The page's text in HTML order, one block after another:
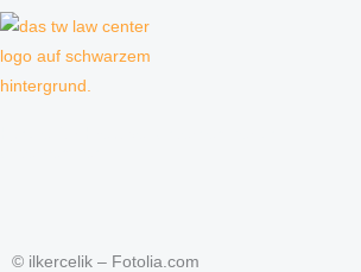
Zum
© ilkercelik – Fotolia.com